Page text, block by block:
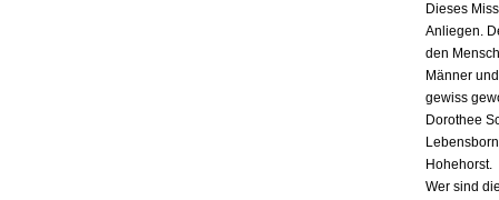
Dieses
Anliegen.
den
Männer
gewiss
Dorothee
Hohehorst.
Wer sind